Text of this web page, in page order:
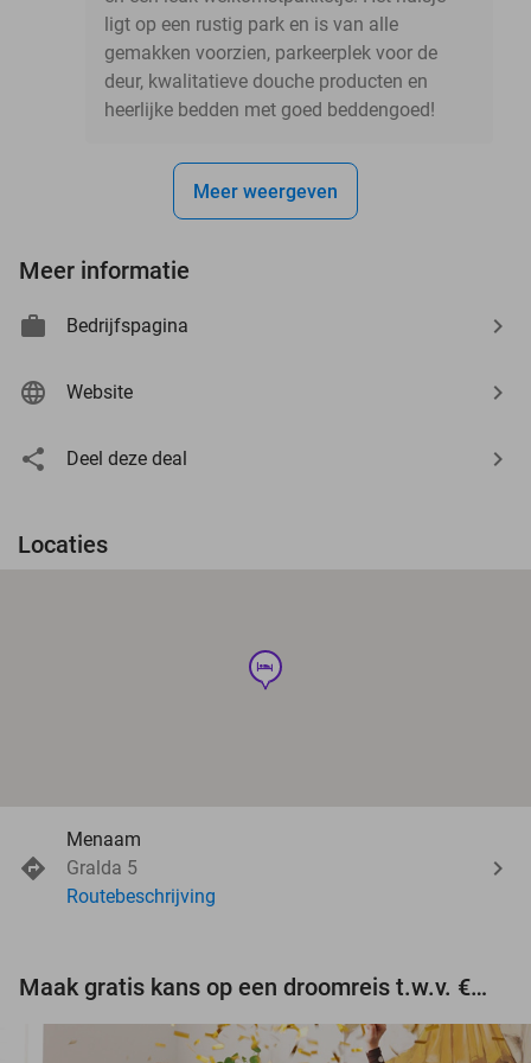
ligt op een rustig park en is van alle
gemakken voorzien, parkeerplek voor de
deur, kwalitatieve douche producten en
heerlijke bedden met goed beddengoed!
Meer weergeven
Meer informatie
Bedrijfspagina
Website
Deel deze deal
Locaties
hotel
Menaam
Gralda 5
Routebeschrijving
Maak gratis kans op een droomreis t.w.v. €3.000!